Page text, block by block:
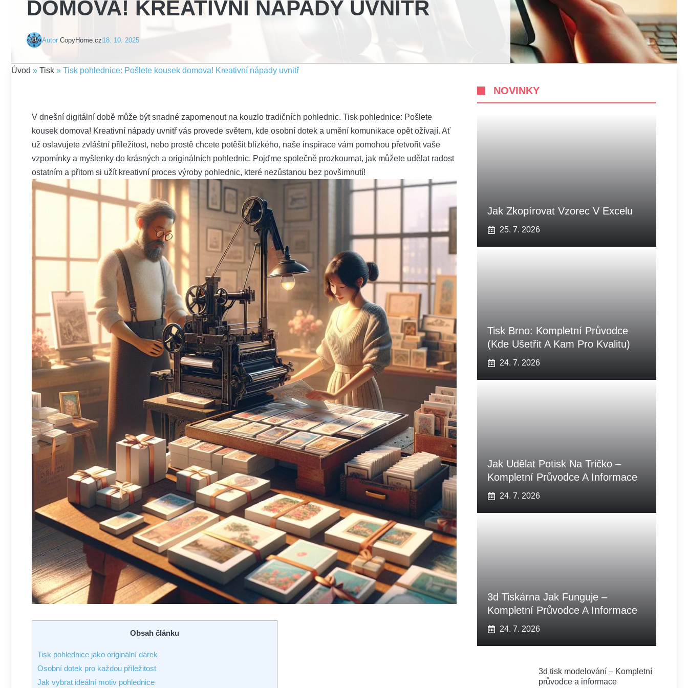
DOMOVA! KREATIVNÍ NÁPADY UVNITŘ
Autor CopyHome.cz 18. 10. 2025
Úvod » Tisk » Tisk pohlednice: Pošlete kousek domova! Kreativní nápady uvnitř
V dnešní digitální době může být snadné zapomenout na kouzlo ⁣tradičních pohlednic. Tisk⁤ pohlednice: Pošlete
kousek domova! Kreativní nápady uvnitř vás ⁢provede‍ světem, kde‌ osobní dotek a umění komunikace opět ožívají. Ať
už oslavujete zvláštní příležitost, nebo prostě chcete potěšit blízkého,‌ naše inspirace ⁣vám pomohou přetvořit vaše
vzpomínky a myšlenky do krásných a originálních pohlednic. Pojďme společně prozkoumat, jak můžete udělat radost
ostatním a přitom si užít kreativní proces výroby pohlednic, které nezůstanou bez povšimnutí!
Obsah článku
Tisk​ pohlednice jako⁢ originální dárek
Osobní dotek pro každou příležitost
Jak ⁢vybrat ideální motiv pohlednice
NOVINKY
Jak Zkopírovat Vzorec V Excelu
25. 7. 2026
Tisk Brno: Kompletní Průvodce
(Kde Ušetřit A Kam Pro Kvalitu)
24. 7. 2026
Jak Udělat Potisk Na Tričko –
Kompletní Průvodce A Informace
24. 7. 2026
3d Tiskárna Jak Funguje –
Kompletní Průvodce A Informace
24. 7. 2026
3d tisk modelování – Kompletní
průvodce a informace